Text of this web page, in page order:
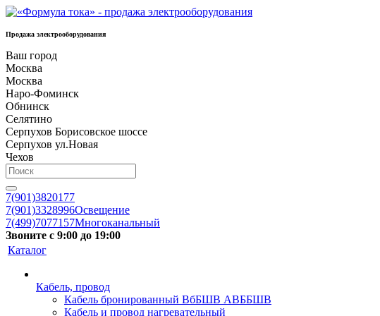
Продажа электрооборудования
Ваш город
Москва
Москва
Наро-Фоминск
Обнинск
Селятино
Серпухов Борисовское шоссе
Серпухов ул.Новая
Чехов
7(901)3820177
7(901)3328996Освещение
7(499)7077157Многоканальный
Звоните с 9:00 до 19:00
Каталог
Кабель, провод
Кабель бронированный ВбБШВ АВББШВ
Кабель и провод нагревательный